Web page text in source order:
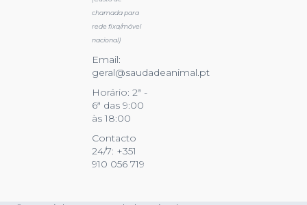
chamada para
rede fixa/móvel
nacional)
Email:
geral@saudadeanimal.pt
Horário: 2ª -
6ª das 9:00
às 18:00
Contacto
24/7: +351
910 056 719